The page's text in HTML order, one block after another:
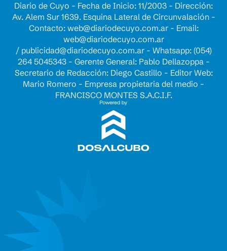
Diario de Cuyo - Fecha de Inicio: 11/2003 - Dirección:
Av. Alem Sur 1639. Esquina Lateral de Circunvalación -
Contacto: web@diariodecuyo.com.ar- Email:
web@diariodecuyo.com.ar
/ publicidad@diariodecuyo.com.ar- Whatsapp: (054)
264 5045343 - Gerente General: Pablo Dellazoppa -
Secretario de Redacción: Diego Castillo - Editor Web:
Mario Romero - Empresa propietaria del medio -
FRANCISCO MONTES S.A.C.I.F.